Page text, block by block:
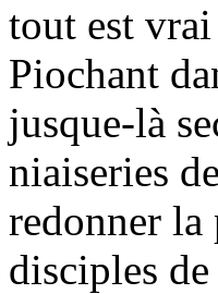
tout est
Piochant
jusque-là
niaiseries
redonner la
disciples